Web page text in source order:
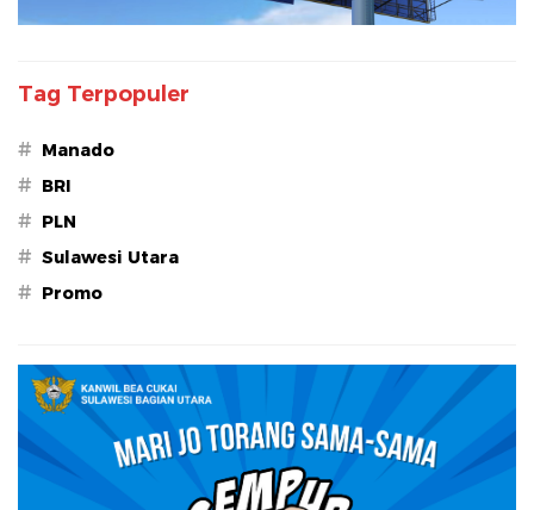
Tag Terpopuler
# Manado
# BRI
# PLN
# Sulawesi Utara
# Promo